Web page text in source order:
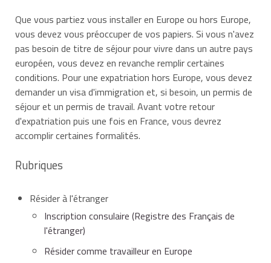
Que vous partiez vous installer en Europe ou hors Europe,
vous devez vous préoccuper de vos papiers. Si vous n'avez
pas besoin de titre de séjour pour vivre dans un autre pays
européen, vous devez en revanche remplir certaines
conditions. Pour une expatriation hors Europe, vous devez
demander un visa d'immigration et, si besoin, un permis de
séjour et un permis de travail. Avant votre retour
d'expatriation puis une fois en France, vous devrez
accomplir certaines formalités.
Rubriques
Résider à l'étranger
Inscription consulaire (Registre des Français de
l'étranger)
Résider comme travailleur en Europe